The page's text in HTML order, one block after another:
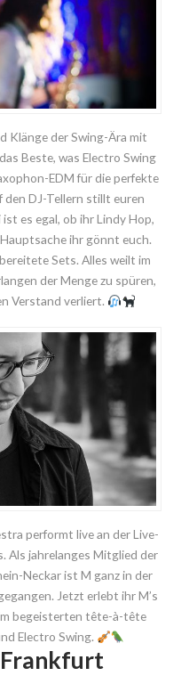
Klänge der Swing-Ära mit
Beste, was Electro Swing
EDM für die perfekte
den DJ-Tellern stillt euren
es egal, ob ihr Lindy Hop,
ihr gönnt euch.
Sets. Alles weilt im
der Menge zu spüren,
Verstand verliert.
performt live an der Live-
Als jahrelanges Mitglied der
Neckar ist M ganz in der
Jetzt erlebt ihr M’s
begeisterten tête-à-tête
Electro Swing.
Frankfurt